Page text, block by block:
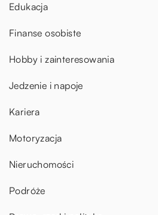
Edukacja
Finanse osobiste
Hobby i zainteresowania
Jedzenie i napoje
Kariera
Motoryzacja
Nieruchomości
Podróże